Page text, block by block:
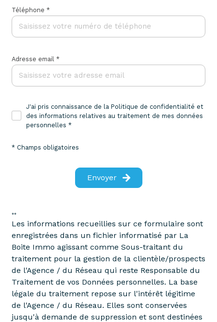
Téléphone *
Adresse email *
J'ai pris connaissance de la Politique de confidentialité et
des informations relatives au traitement de mes données
personnelles *
* Champs obligatoires
Envoyer
**
Les informations recueillies sur ce formulaire sont
enregistrées dans un fichier informatisé par La
Boite Immo agissant comme Sous-traitant du
traitement pour la gestion de la clientèle/prospects
de l'Agence / du Réseau qui reste Responsable du
Traitement de vos Données personnelles. La base
légale du traitement repose sur l'intérêt légitime
de l'Agence / du Réseau. Elles sont conservées
jusqu'à demande de suppression et sont destinées